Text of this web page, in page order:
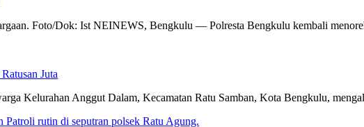
Foto/Dok: Ist NEINEWS, Bengkulu — Polresta Bengkulu kembali
Juta
Kelurahan Anggut Dalam, Kecamatan Ratu Samban, Kota Bengkulu,